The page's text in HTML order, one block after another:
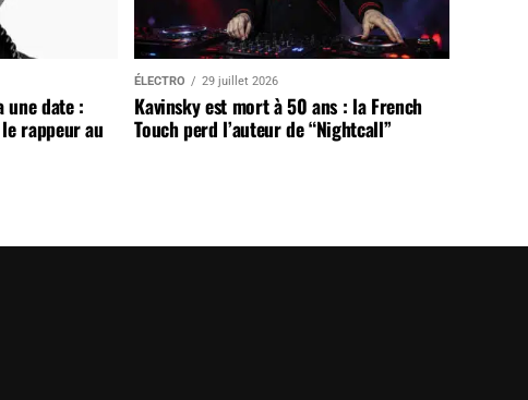
une date :
rappeur au
ÉLECTRO 29 juillet 2026
Kavinsky est mort à 50 ans : la French
Touch perd l’auteur de “Nightcall”